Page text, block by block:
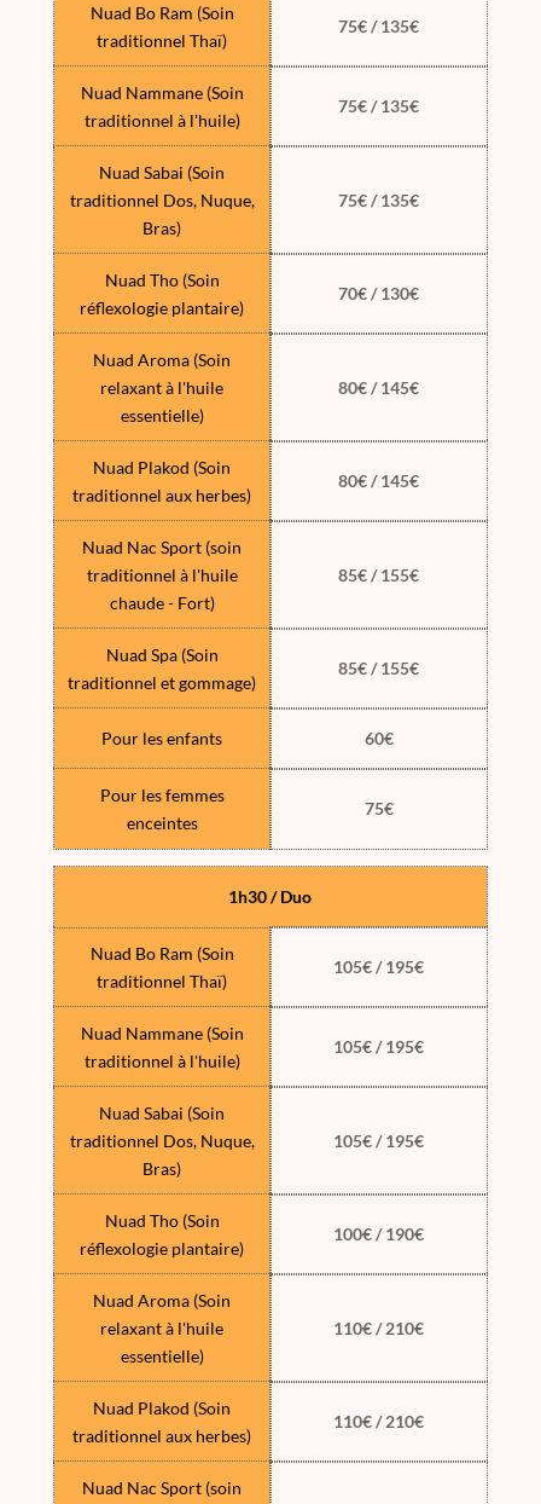
Nuad Bo Ram (Soin
traditionnel Thaï)
Nuad Nammane (Soin
traditionnel à l'huile)
Nuad Sabai (Soin
traditionnel Dos, Nuque,
Bras)
Nuad Tho (Soin
réflexologie plantaire)
Nuad Aroma (Soin
relaxant à l'huile
essentielle)
Nuad Plakod (Soin
traditionnel aux herbes)
Nuad Nac Sport (soin
traditionnel à l'huile
chaude - Fort)
Nuad Spa (Soin
traditionnel et gommage)
Pour les enfants
Pour les femmes
enceintes
75€ / 135€
75€ / 135€
75€ / 135€
70€ / 130€
80€ / 145€
80€ / 145€
85€ / 155€
85€ / 155€
60€
75€
Nuad Bo Ram (Soin
traditionnel Thaï)
Nuad Nammane (Soin
traditionnel à l'huile)
Nuad Sabai (Soin
traditionnel Dos, Nuque,
Bras)
Nuad Tho (Soin
réflexologie plantaire)
Nuad Aroma (Soin
relaxant à l'huile
essentielle)
Nuad Plakod (Soin
traditionnel aux herbes)
Nuad Nac Sport (soin
1h30 / Duo
105€ / 195€
105€ / 195€
105€ / 195€
100€ / 190€
110€ / 210€
110€ / 210€